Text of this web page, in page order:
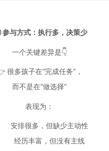
与方式：执行多，决策少
一个关键差异是👇
很多孩子在“完成任务”，
而不是在“做选择”
表现为：
安排很多，但缺少主动性
经历丰富，但没有主线